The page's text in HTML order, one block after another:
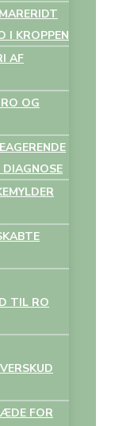
I KROPPEN
AF
OG
DIAGNOSE
TIL RO
FOR